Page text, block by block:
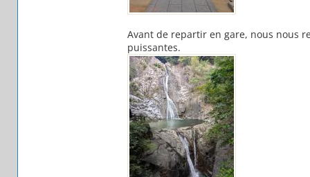
Avant de repartir en gare, nous nous
puissantes.